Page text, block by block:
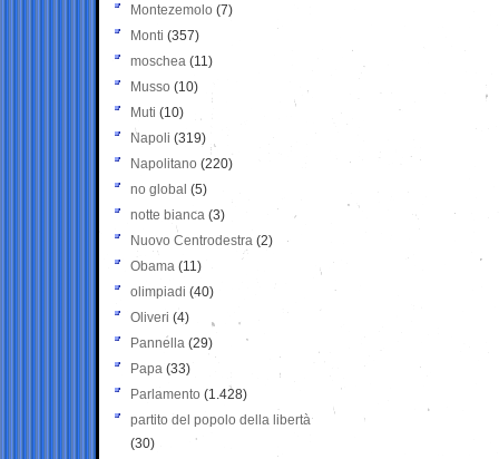
Montezemolo (7)
Monti (357)
moschea (11)
Musso (10)
Muti (10)
Napoli (319)
Napolitano (220)
no global (5)
notte bianca (3)
Nuovo Centrodestra (2)
Obama (11)
olimpiadi (40)
Oliveri (4)
Pannella (29)
Papa (33)
Parlamento (1.428)
partito del popolo della libertà
(30)